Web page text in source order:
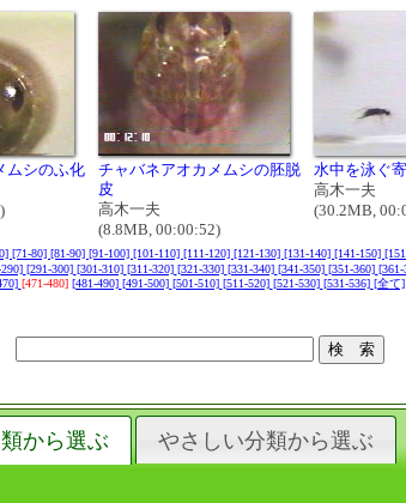
ムシのふ化
チャバネアオカメムシの胚脱
皮
高木一夫
(8.8MB, 00:00:52)
水中を泳ぐ
高木一夫
(30.2MB,
[71-80] [81-90] [91-100] [101-110] [111-120] [121-130] [131-140] [141-150]
[291-300] [301-310] [311-320] [321-330] [331-340] [341-350] [351-360] [361-
[471-480] [481-490] [491-500] [501-510] [511-520] [521-530] [531-536] [全て]
から選ぶ やさしい分類から選ぶ